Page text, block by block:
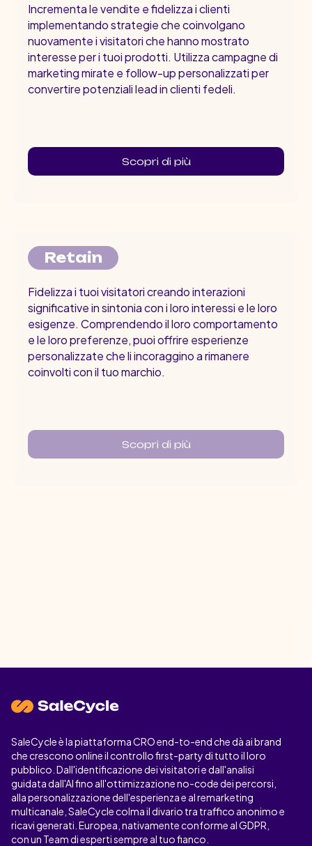
Incrementa le vendite e fidelizza i clienti
implementando strategie che coinvolgano
nuovamente i visitatori che hanno mostrato
interesse per i tuoi prodotti. Utilizza campagne di
marketing mirate e follow-up personalizzati per
convertire potenziali lead in clienti fedeli.
Scopri di più
Retain
Fidelizza i tuoi visitatori creando interazioni
significative in sintonia con i loro interessi e le loro
esigenze. Comprendendo il loro comportamento
e le loro preferenze, puoi offrire esperienze
personalizzate che li incoraggino a rimanere
coinvolti con il tuo marchio.
Scopri di più
SaleCycle è la piattaforma CRO end-to-end che dà ai brand
che crescono online il controllo first-party di tutto il loro
pubblico. Dall'identificazione dei visitatori e dall'analisi
guidata dall'AI fino all'ottimizzazione no-code dei percorsi,
alla personalizzazione dell'esperienza e al remarketing
multicanale, SaleCycle colma il divario tra traffico anonimo e
ricavi generati. Europea, nativamente conforme al GDPR,
con un Team di esperti sempre al tuo fianco.